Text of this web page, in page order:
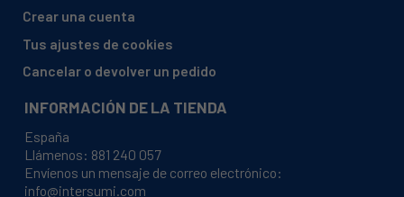
ARISTON, BS63EB
ARISTON, BS63ES
ARISTON, BS63EW
Crear una cuenta
Tus ajustes de cookies
Cancelar o devolver un pedido
INFORMACIÓN DE LA TIENDA
España
Llámenos: 881 240 057
Envíenos un mensaje de correo electrónico:
info@intersumi.com